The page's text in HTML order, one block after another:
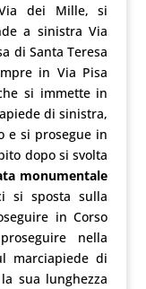
dei Mille, si
a sinistra Via
di Santa Teresa
in Via Pisa
si immette in
di sinistra,
e si prosegue in
dopo si svolta
monumentale
si sposta sulla
in Corso
nella
marciapiede di
sua lunghezza